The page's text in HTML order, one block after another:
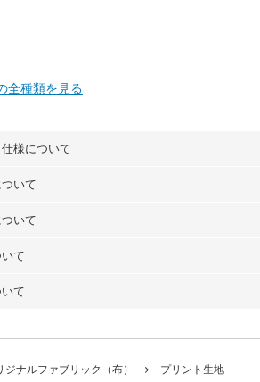
全種類を見る
様について
単位での販売になります。
いて
てのデザインのプリントに使用している生地
トンリネン（ビエラ織）・100％コットン（
・11号帆布）です。
細を見る
いて
の配送は、布は2mまで型紙は2個までとな
時に不備が見つかった場合は、4～5営業日
日に含まれません。
て
後に注文数量のみをプリントするため、
購
違う、などの理由での返品は承れません。
象の基準について詳しくは こちら
て
です。（製品化した際に起こる全ての問題、
ジナルファブリック（布） プリント生地